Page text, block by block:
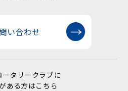
い合わせ
ータリークラブに
ある方はこちら